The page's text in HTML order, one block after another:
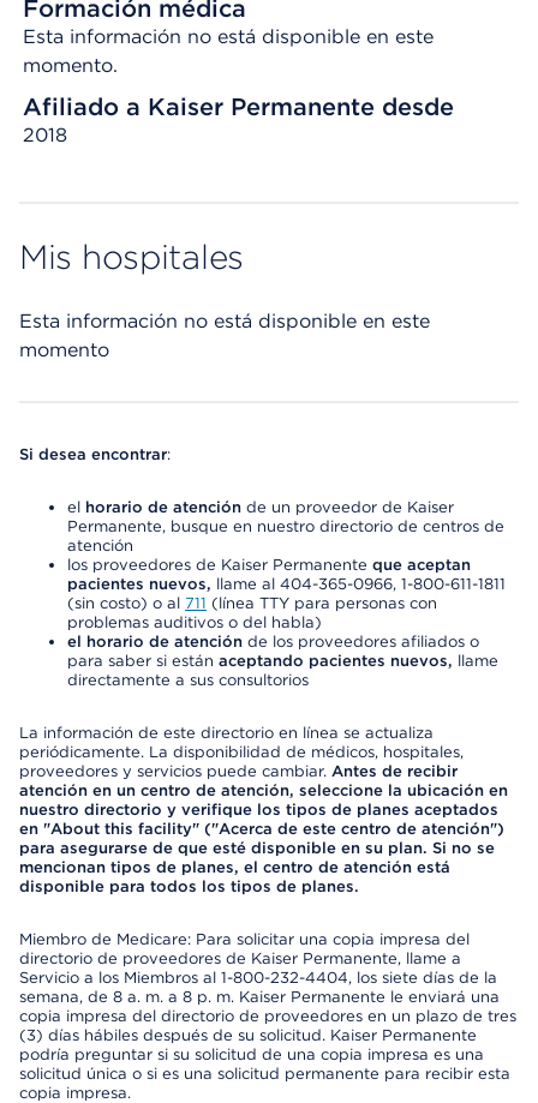
Formación médica
Esta información no está disponible en este
momento.
Afiliado a Kaiser Permanente desde
2018
Mis hospitales
Esta información no está disponible en este
momento
Si desea encontrar:
el horario de atención de un proveedor de Kaiser
Permanente, busque en nuestro directorio de centros de
atención
los proveedores de Kaiser Permanente que aceptan
pacientes nuevos, llame al 404-365-0966, 1-800-611-1811
(sin costo) o al 711 (línea TTY para personas con
problemas auditivos o del habla)
el horario de atención de los proveedores afiliados o
para saber si están aceptando pacientes nuevos, llame
directamente a sus consultorios
La información de este directorio en línea se actualiza
periódicamente. La disponibilidad de médicos, hospitales,
proveedores y servicios puede cambiar. Antes de recibir
atención en un centro de atención, seleccione la ubicación en
nuestro directorio y verifique los tipos de planes aceptados
en "About this facility" ("Acerca de este centro de atención")
para asegurarse de que esté disponible en su plan. Si no se
mencionan tipos de planes, el centro de atención está
disponible para todos los tipos de planes.
Miembro de Medicare: Para solicitar una copia impresa del
directorio de proveedores de Kaiser Permanente, llame a
Servicio a los Miembros al 1-800-232-4404, los siete días de la
semana, de 8 a. m. a 8 p. m. Kaiser Permanente le enviará una
copia impresa del directorio de proveedores en un plazo de tres
(3) días hábiles después de su solicitud. Kaiser Permanente
podría preguntar si su solicitud de una copia impresa es una
solicitud única o si es una solicitud permanente para recibir esta
copia impresa.